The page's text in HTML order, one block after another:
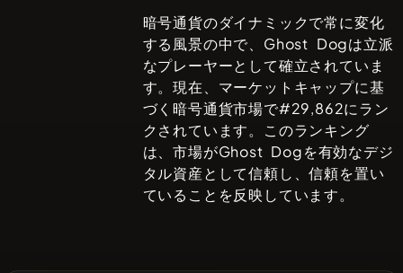
暗号通貨のダイナミックで常に変化
する風景の中で、 Ghost Dogは立派
なプレーヤーとして確立されていま
す。現在、マーケットキャップに基
づく暗号通貨市場で#29,862にラン
クされています。このランキング
は、市場がGhost Dogを有効なデジ
タル資産として信頼し、信頼を置い
ていることを反映しています。